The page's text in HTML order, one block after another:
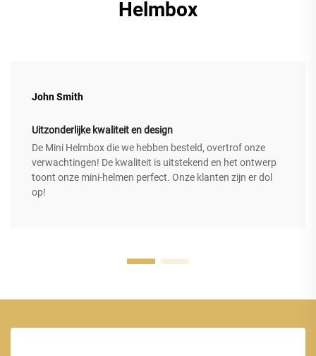
Helmbox
John Smith
Uitzonderlijke kwaliteit en design
De Mini Helmbox die we hebben besteld, overtrof onze
verwachtingen! De kwaliteit is uitstekend en het ontwerp
toont onze mini-helmen perfect. Onze klanten zijn er dol
op!